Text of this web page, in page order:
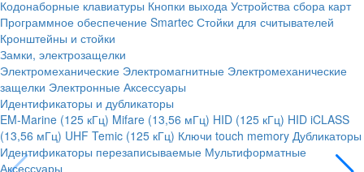
Кодонаборные клавиатуры Кнопки выхода Устройства сбора карт
Программное обеспечение Smartec Стойки для считывателей
Кронштейны и стойки
Замки, электрозащелки
Электромеханические Электромагнитные Электромеханические
защелки Электронные Аксессуары
Идентификаторы и дубликаторы
EM-Marine (125 кГц) Mifare (13,56 мГц) HID (125 кГц) HID iCLASS
(13,56 мГц) UHF Temic (125 кГц) Ключи touch memory Дубликаторы
Идентификаторы перезаписываемые Мультиформатные
Аксессуары